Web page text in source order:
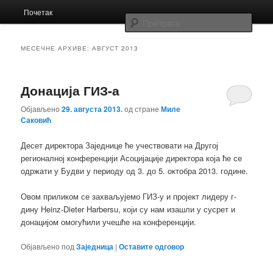
Заједница
изборник
Скочи
садржај
Скочи
садржај
Почетак
МЕСЕЧНЕ АРХИВЕ:АВГУСТ 2013
Донација ГИЗ-а
Објављено29. августа 2013.од странеМиле
Саковић
Десет директора Заједнице ће учествовати на Другој
регионалној конференцији Асоцијације директора која ће се
одржати у Будви у периоду од 3. до 5. октобра 2013. године.
Овом приликом се захваљујемо ГИЗ-у и пројект лидеру г-
дину Heinz-Dieter Harbersu, који су нам изашли у сусрет и
донацијом омогућили учешће на конференцији.
Објављено под Заједница |Оставите одговор